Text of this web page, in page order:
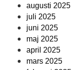
augusti 2025
juli 2025
juni 2025
maj 2025
april 2025
mars 2025